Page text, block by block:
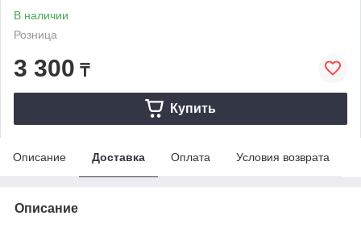
В наличии
Розница
3 300 ₸
Купить
Описание Доставка Оплата Условия возврата
Описание